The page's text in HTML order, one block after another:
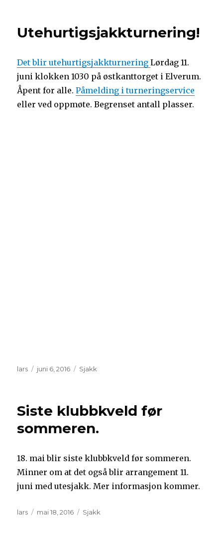
Utehurtigsjakkturnering!
Det blir utehurtigsjakkturneringLørdag 11.
juni klokken 1030 på østkanttorget i Elverum.
Åpent for alle.Påmelding i turneringservice
eller ved oppmøte. Begrenset antall plasser.
Forfatter
lars Publisert
juni 6, 2016 Kategorier
Sjakk
Siste klubbkveld før
sommeren.
18. mai blir siste klubbkveld før sommeren.
Minner om at det også blir arrangement 11.
juni med utesjakk. Mer informasjon kommer.
Forfatter
lars Publisert
mai 18, 2016 Kategorier
Sjakk